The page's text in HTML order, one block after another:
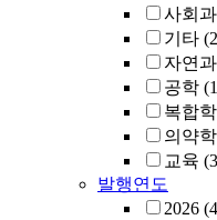
사회
기타
자연
공학
복합학
의약학
교육
발행연도
2026